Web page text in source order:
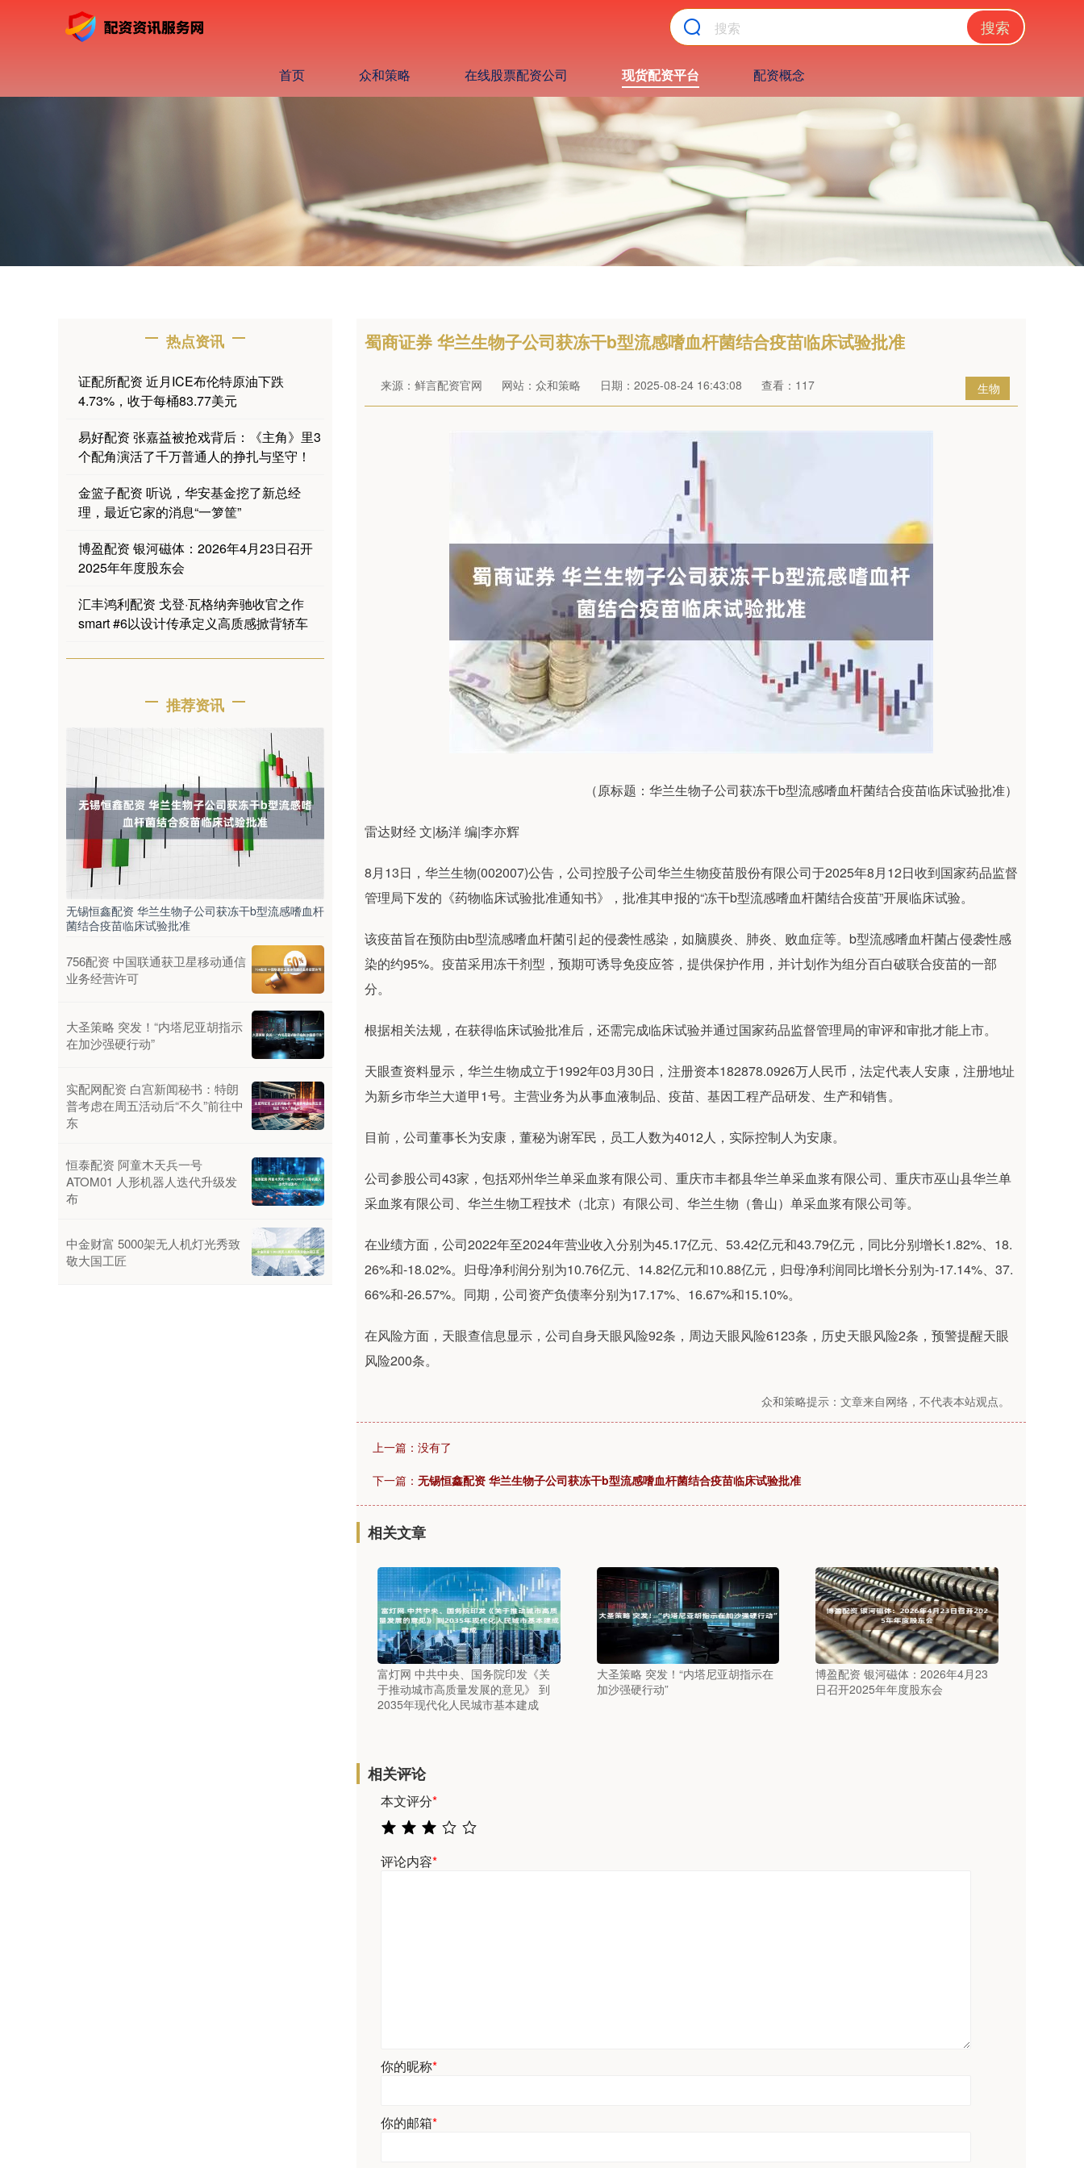
搜索
首页 众和策略 在线股票配资公司 现货配资平台 配资概念
蜀商证券 华兰生物子公司获冻干b型流感嗜血杆菌结合疫苗临床试验批准
生物
来源：鲜言配资官网 网站：众和策略 日期：2025-08-24 16:43:08 查看：117
（原标题：华兰生物子公司获冻干b型流感嗜血杆菌结合疫苗临床试验批准）
雷达财经 文|杨洋 编|李亦辉
8月13日，华兰生物(002007)公告，公司控股子公司华兰生物疫苗股份有限公司于2025年8月12日收到国家药品监督
管理局下发的《药物临床试验批准通知书》，批准其申报的“冻干b型流感嗜血杆菌结合疫苗”开展临床试验。
该疫苗旨在预防由b型流感嗜血杆菌引起的侵袭性感染，如脑膜炎、肺炎、败血症等。b型流感嗜血杆菌占侵袭性感
染的约95%。疫苗采用冻干剂型，预期可诱导免疫应答，提供保护作用，并计划作为组分百白破联合疫苗的一部
分。
根据相关法规，在获得临床试验批准后，还需完成临床试验并通过国家药品监督管理局的审评和审批才能上市。
天眼查资料显示，华兰生物成立于1992年03月30日，注册资本182878.0926万人民币，法定代表人安康，注册地址
为新乡市华兰大道甲1号。主营业务为从事血液制品、疫苗、基因工程产品研发、生产和销售。
目前，公司董事长为安康，董秘为谢军民，员工人数为4012人，实际控制人为安康。
公司参股公司43家，包括邓州华兰单采血浆有限公司、重庆市丰都县华兰单采血浆有限公司、重庆市巫山县华兰单
采血浆有限公司、华兰生物工程技术（北京）有限公司、华兰生物（鲁山）单采血浆有限公司等。
在业绩方面，公司2022年至2024年营业收入分别为45.17亿元、53.42亿元和43.79亿元，同比分别增长1.82%、18.
26%和-18.02%。归母净利润分别为10.76亿元、14.82亿元和10.88亿元，归母净利润同比增长分别为-17.14%、37.
66%和-26.57%。同期，公司资产负债率分别为17.17%、16.67%和15.10%。
在风险方面，天眼查信息显示，公司自身天眼风险92条，周边天眼风险6123条，历史天眼风险2条，预警提醒天眼
风险200条。
众和策略提示：文章来自网络，不代表本站观点。
上一篇：没有了
下一篇： 无锡恒鑫配资 华兰生物子公司获冻干b型流感嗜血杆菌结合疫苗临床试验批准
相关文章
富灯网 中共中央、国务院印发《关
于推动城市高质量发展的意见》 到
2035年现代化人民城市基本建成
大圣策略 突发！“内塔尼亚胡指示在
加沙强硬行动”
博盈配资 银河磁体：2026年4月23
日召开2025年年度股东会
相关评论
本文评分*
评论内容*
你的昵称*
你的邮箱*
热点资讯
证配所配资 近月ICE布伦特原油下跌
4.73%，收于每桶83.77美元
易好配资 张嘉益被抢戏背后：《主角》里3
个配角演活了千万普通人的挣扎与坚守！
金篮子配资 听说，华安基金挖了新总经
理，最近它家的消息“一箩筐”
博盈配资 银河磁体：2026年4月23日召开
2025年年度股东会
汇丰鸿利配资 戈登·瓦格纳奔驰收官之作
smart #6以设计传承定义高质感掀背轿车
推荐资讯
无锡恒鑫配资 华兰生物子公司获冻干b型流感嗜血杆
菌结合疫苗临床试验批准
756配资 中国联通获卫星移动通信
业务经营许可
大圣策略 突发！“内塔尼亚胡指示
在加沙强硬行动”
实配网配资 白宫新闻秘书：特朗
普考虑在周五活动后“不久”前往中
东
恒泰配资 阿童木天兵一号
ATOM01 人形机器人迭代升级发
布
中金财富 5000架无人机灯光秀致
敬大国工匠